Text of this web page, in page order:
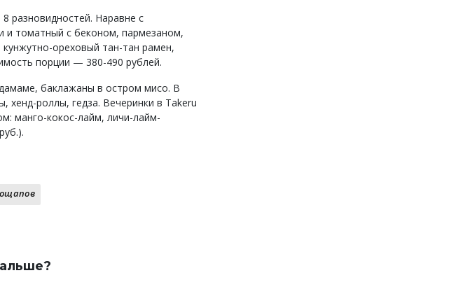
разновидностей. Наравне с
и томатный с беконом, пармезаном,
ореховый тан-тан рамен,
порции — 380-490 рублей.
баклажаны в остром мисо. В
хенд-роллы, гедза. Вечеринки в Takeru
манго-кокос-лайм, личи-лайм-